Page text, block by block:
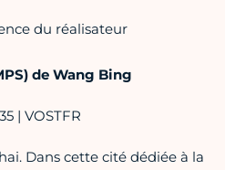
du réalisateur
de Wang Bing
| VOSTFR
Dans cette cité dédiée à la